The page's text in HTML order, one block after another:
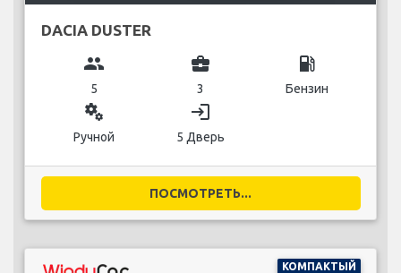
DACIA DUSTER
group
5
business_center
3
local_gas_station
Бензин
miscellaneous_services
Ручной
login
5 Дверь
ПОСМОТРЕТЬ...
КОМПАКТЫЙ